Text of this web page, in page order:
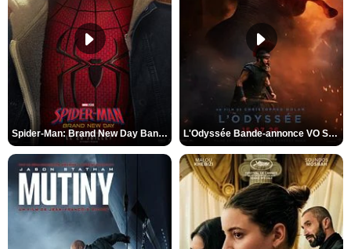
Spider-Man: Brand New Day Bande-annonce VO STFR L'Odyssée Bande-annonce VO STFR